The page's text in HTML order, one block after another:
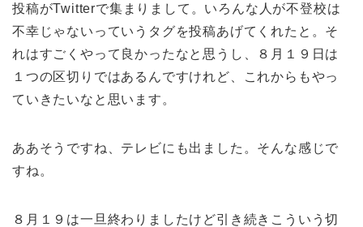
投稿がTwitterで集まりまして。いろんな人が不登校は
不幸じゃないっていうタグを投稿あげてくれたと。そ
れはすごくやって良かったなと思うし、８月１９日は
１つの区切りではあるんですけれど、これからもやっ
ていきたいなと思います。
ああそうですね、テレビにも出ました。そんな感じで
すね。
８月１９は一旦終わりましたけど引き続きこういう切